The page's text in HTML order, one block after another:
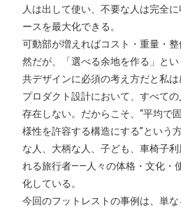
人は出して使い、不要な人は完全
ースを最大化できる。
可動部が増えればコスト・重量・
然だが、「選べる余地を作る」と
共デザインに必須の考え方だと私は
プロダクト設計において、すべて
存在しない。だからこそ、“平均で
様性を許容する構造にする”という
な人、大柄な人、子ども、車椅子
れる旅行者——人々の体格・文化・
化している。
今回のフットレストの事例は、単